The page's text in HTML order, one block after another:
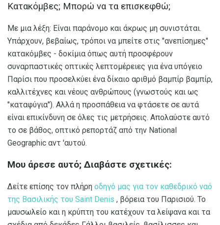
Κατακόμβες; Μπορώ να τα επισκεφθώ;
Με μια λέξη: Είναι παράνομο και άκρως μη συνιστάται.
Υπάρχουν, βεβαίως, τρόποι να μπείτε στις "ανεπίσημες"
κατακόμβες - δοκίμια όπως αυτή προσφέρουν
συναρπαστικές οπτικές λεπτομέρειες για ένα υπόγειο
Παρίσι που προσελκύει ένα δίκαιο αριθμό βαμπίρ βαμπίρ,
καλλιτέχνες και νέους ανθρώπους (γνωστούς και ως
"καταφύγια"). Αλλά η προσπάθεια να φτάσετε σε αυτά
είναι επικίνδυνη σε όλες τις μετρήσεις. Απολαύστε αυτό
το σε βάθος, οπτικό ρεπορτάζ από την National
Geographic αντ 'αυτού.
Μου άρεσε αυτό; Διαβάστε σχετικές:
Δείτε επίσης τον πλήρη οδηγό μας για τον καθεδρικό ναό
της Βασιλικής του Saint Denis , βόρεια του Παρισιού. Το
μαυσωλείο και η κρύπτη του κατέχουν τα λείψανα και τα